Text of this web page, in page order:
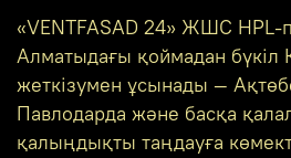
«VENTFASAD 24» ЖШС HPL-
Алматыдағы қоймадан бүкіл
жеткізумен ұсынады —
Павлодарда және басқа
қалыңдықты таңдауға